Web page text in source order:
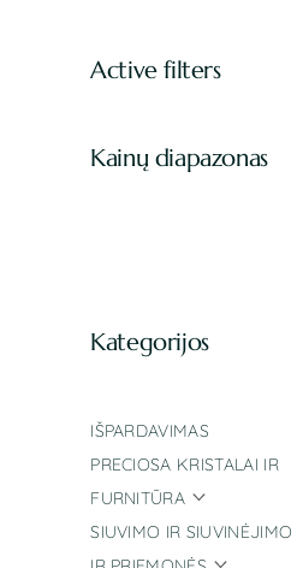
Active filters
Kainų diapazonas
Kategorijos
IŠPARDAVIMAS
PRECIOSA KRISTALAI IR
FURNITŪRA
SIUVIMO IR SIUVINĖJIMO